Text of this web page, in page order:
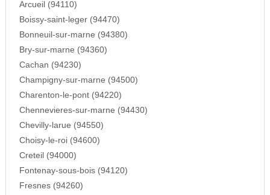
Arcueil (94110)
Boissy-saint-leger (94470)
Bonneuil-sur-marne (94380)
Bry-sur-marne (94360)
Cachan (94230)
Champigny-sur-marne (94500)
Charenton-le-pont (94220)
Chennevieres-sur-marne (94430)
Chevilly-larue (94550)
Choisy-le-roi (94600)
Creteil (94000)
Fontenay-sous-bois (94120)
Fresnes (94260)